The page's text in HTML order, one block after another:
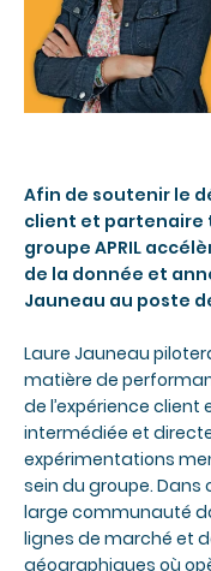
Afin de soutenir le
client et partenaire
groupe APRIL
de la donnée et
Jauneau au poste
Laure Jauneau
matière de
de l’expérience
intermédiée et
expérimentations
sein du groupe.
large communauté
lignes de marché et
géographiques où